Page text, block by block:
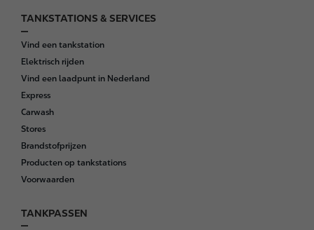
F
o
o
t
e
r
TANKSTATIONS & SERVICES
Vind een tankstation
Elektrisch rijden
Vind een laadpunt in Nederland
Express
Carwash
Stores
Brandstofprijzen
Producten op tankstations
Voorwaarden
TANKPASSEN